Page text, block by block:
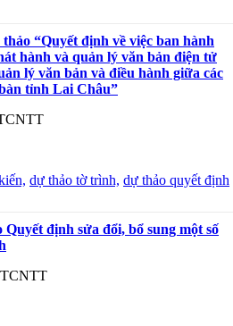
“Quyết định về việc ban hành
hành và quản lý văn bản điện tử
lý văn bản và điều hành giữa các
tỉnh Lai Châu”
dự thảo tờ trình, dự thảo quyết định
định sửa đổi, bổ sung một số